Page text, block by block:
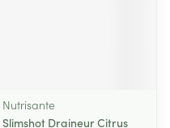
Nutrisante
Slimshot Draineur Citrus